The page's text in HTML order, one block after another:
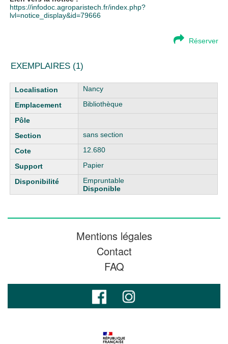
https://infodoc.agroparistech.fr/index.php?
lvl=notice_display&id=79666
Réserver
EXEMPLAIRES (1)
Liste des exemplaires
Nancy
Bibliothèque
sans section
12.680
Papier
Empruntable
Disponible
Mentions légales
Contact
FAQ